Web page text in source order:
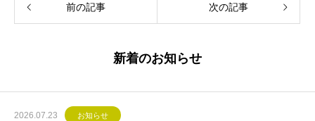
前の記事 次の記事
新着のお知らせ
2026.07.23 お知らせ